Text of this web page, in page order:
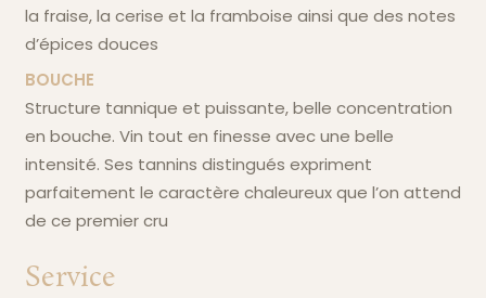
la fraise, la cerise et la framboise ainsi que des notes
d’épices douces
BOUCHE
structure tannique et puissante, belle concentration
en bouche. Vin tout en finesse avec une belle
intensité. Ses tannins distingués expriment
parfaitement le caractère chaleureux que l’on attend
de ce premier cru
Service